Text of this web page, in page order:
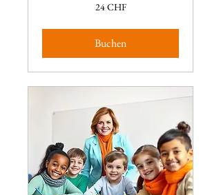
24 CHF
Buchen